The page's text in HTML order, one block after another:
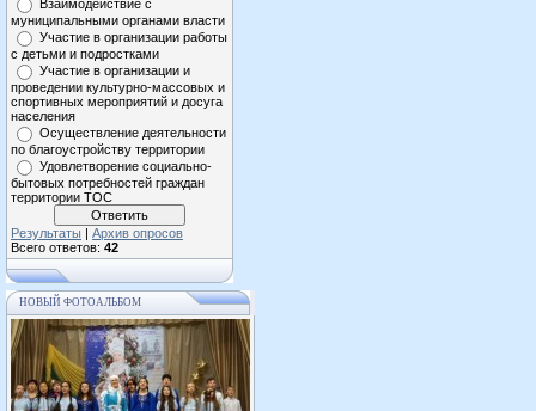
Взаимодействие с
муниципальными органами власти
Участие в организации работы
с детьми и подростками
Участие в организации и
проведении культурно-массовых и
спортивных мероприятий и досуга
населения
Осуществление деятельности
по благоустройству территории
Удовлетворение социально-
бытовых потребностей граждан
территории ТОС
Результаты | Архив опросов
Всего ответов: 42
НОВЫЙ ФОТОАЛЬБОМ